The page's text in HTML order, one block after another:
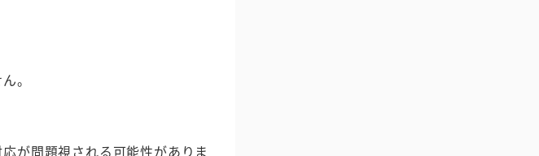
。
が問題視される可能性がありま